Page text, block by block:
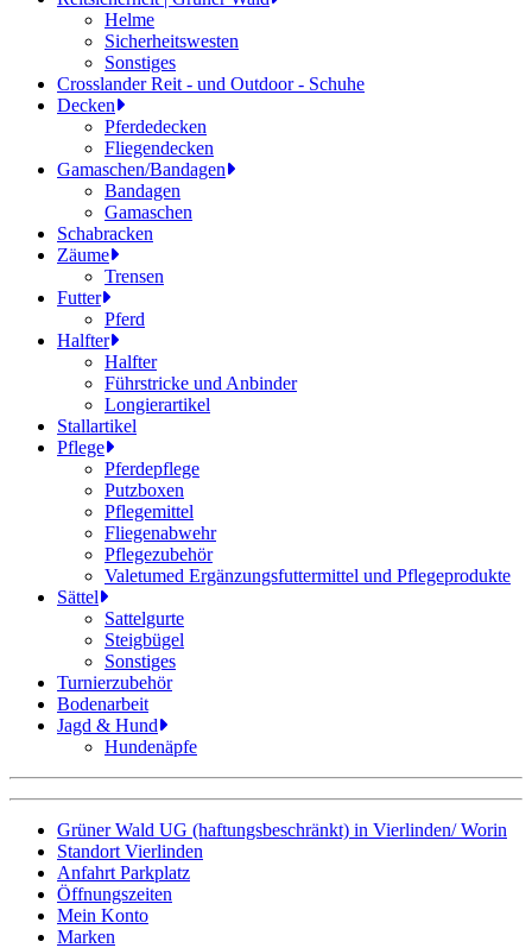
Helme
Sicherheitswesten
Sonstiges
Crosslander Reit - und Outdoor - Schuhe
Decken
Pferdedecken
Fliegendecken
Gamaschen/Bandagen
Bandagen
Gamaschen
Schabracken
Zäume
Trensen
Futter
Pferd
Halfter
Halfter
Führstricke und Anbinder
Longierartikel
Stallartikel
Pflege
Pferdepflege
Putzboxen
Pflegemittel
Fliegenabwehr
Pflegezubehör
Valetumed Ergänzungsfuttermittel und Pflegeprodukte
Sättel
Sattelgurte
Steigbügel
Sonstiges
Turnierzubehör
Bodenarbeit
Jagd & Hund
Hundenäpfe
Grüner Wald UG (haftungsbeschränkt) in Vierlinden/ Worin
Standort Vierlinden
Anfahrt Parkplatz
Öffnungszeiten
Mein Konto
Marken